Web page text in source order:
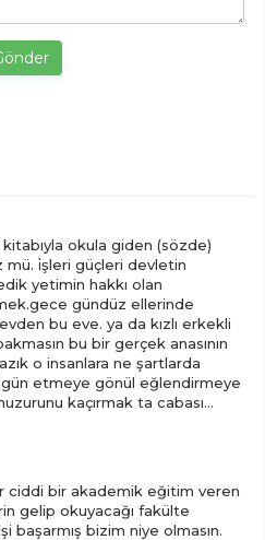
okula giden (sözde)
mü. i̇şleri güçleri devletin
yetimin hakkı olan
gündüz ellerinde
bu eve. ya da kızlı erkekli
bu bir gerçek anasının
o insanlara ne şartlarda
gün etmeye gönül eğlendirmeye
kaçırmak ta cabası...
ciddi bir akademik eğitim veren
gelip okuyacağı fakülte
başarmış bizim niye olmasın.